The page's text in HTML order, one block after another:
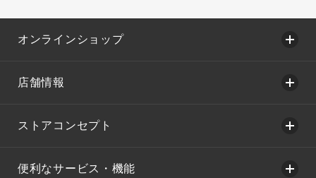
オンラインショップ
店舗情報
ストアコンセプト
便利なサービス・機能